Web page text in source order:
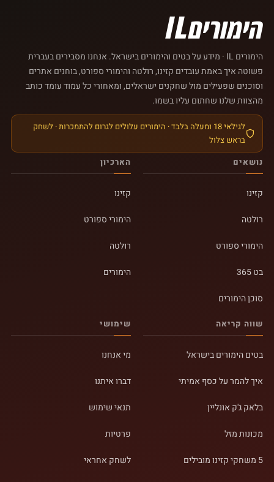
הימורים IL · מידע על בטים והימורים בישראל. אנחנו מסבירים בעברית
פשוטה איך באמת עובדים קזינו, רולטה והימורי ספורט, בוחנים אתרים
וסוכנים שפעילים מול שחקנים ישראלים, ומאחורי כל עמוד עומד כותב
מהצוות שלנו שחתום עליו בשמו.
לגילאי 18 ומעלה בלבד · הימורים עלולים לגרום להתמכרות · לשחק
בראש צלול
נושאים
קזינו
רולטה
הימורי ספורט
בט 365
סוכן הימורים
הארכיון
קזינו
הימורי ספורט
רולטה
הימורים
שווה קריאה
בטים הימורים בישראל
איך להמר על כסף אמיתי
בלאק ג'ק אונליין
מכונות מזל
5 משחקי קזינו מובילים
שימושי
מי אנחנו
דברו איתנו
תנאי שימוש
פרטיות
לשחק אחראי